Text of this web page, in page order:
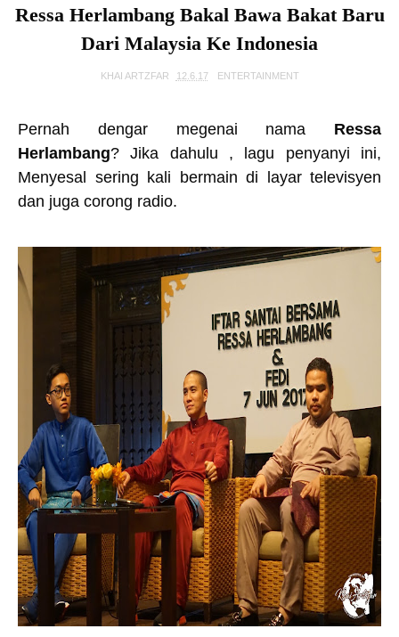
Ressa Herlambang Bakal Bawa Bakat Baru
Dari Malaysia Ke Indonesia
KHAI ARTZFAR 12.6.17 ENTERTAINMENT
Pernah dengar megenai nama Ressa
Herlambang? Jika dahulu , lagu penyanyi ini,
Menyesal sering kali bermain di layar televisyen
dan juga corong radio.